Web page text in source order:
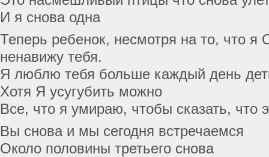
И я снова одна
Теперь ребенок, несмотря на то, что я
ненавижу тебя.
Я люблю тебя больше каждый день
Хотя Я усугубить можно
Все, что я умираю, чтобы сказать, что
Вы снова и мы сегодня встречаемся
Около половины третьего снова